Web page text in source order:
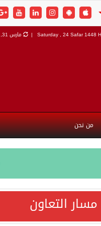
Saturday , 24 Safar 1448 مارس 31, 2018 , 12:33 م
من نحن
التعاون